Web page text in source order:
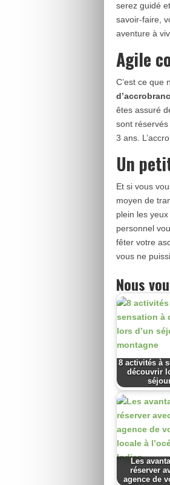
serez guidé
savoir-faire,
aventure à
Agile
C’est ce que
êtes assuré
sont réservés
3 ans.
Un
Et si vous
moyen de
plein les
personnel
fêter votre
vous ne
Nous
8 activités à
découvrir
Les
réserver
agence de